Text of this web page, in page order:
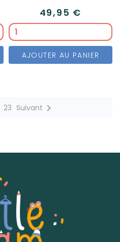
49,95 €
AJOUTER AU PANIER
23 Suivant 